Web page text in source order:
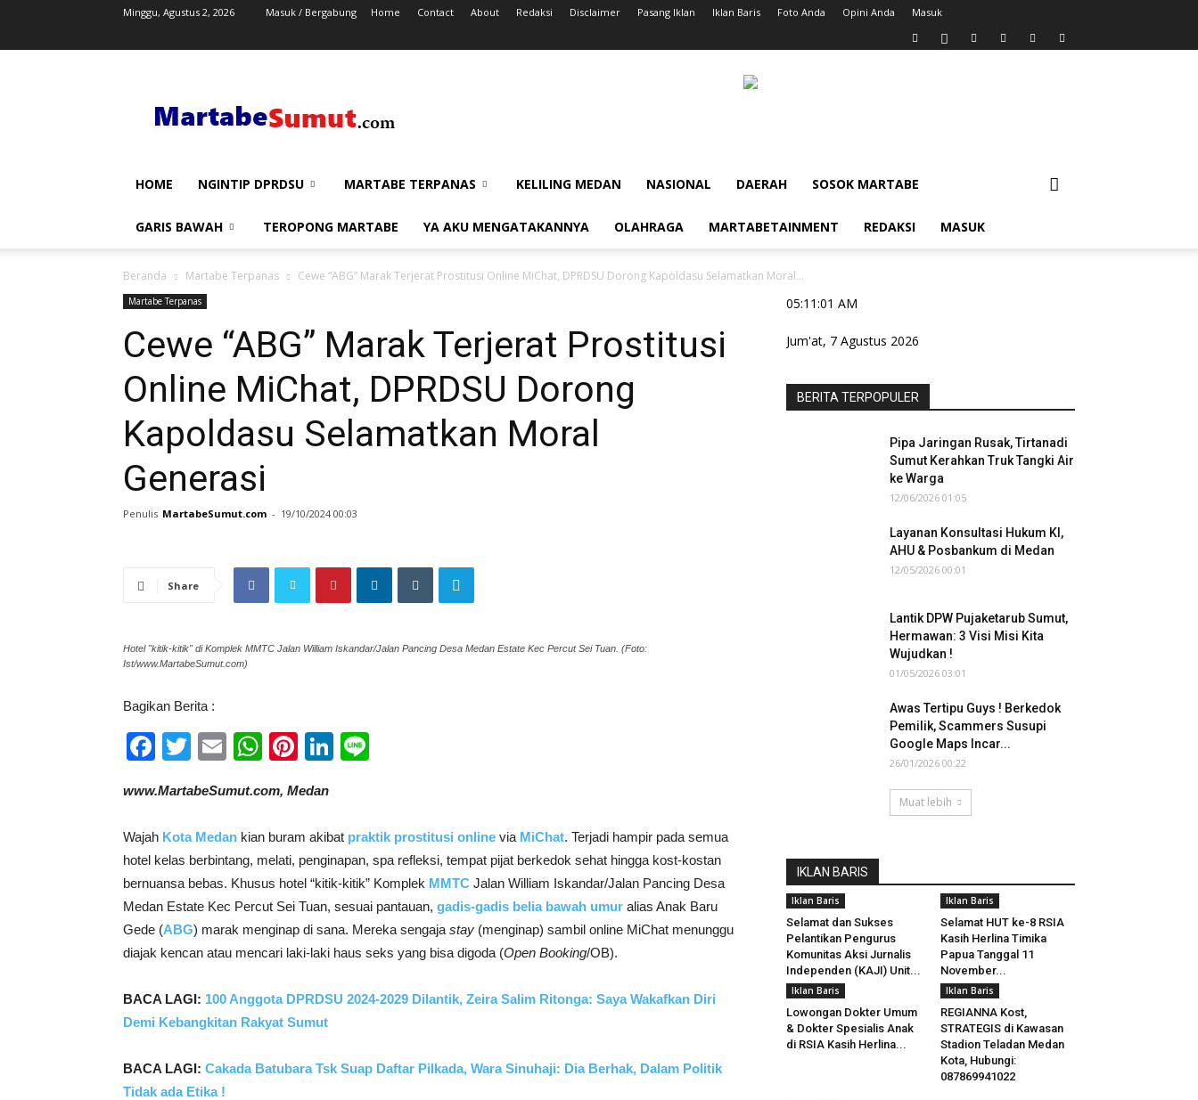
Minggu, Agustus 2, 2026 Masuk / Bergabung Home Contact About Redaksi Disclaimer Pasang Iklan Iklan Baris Foto Anda Opini Anda Masuk
HOME NGINTIP DPRDSU MARTABE TERPANAS KELILING MEDAN NASIONAL DAERAH SOSOK MARTABE
GARIS BAWAH TEROPONG MARTABE YA AKU MENGATAKANNYA OLAHRAGA MARTABETAINMENT REDAKSI MASUK
Beranda Martabe Terpanas Cewe “ABG” Marak Terjerat Prostitusi Online MiChat, DPRDSU Dorong Kapoldasu Selamatkan Moral...
Martabe Terpanas
Cewe “ABG” Marak Terjerat Prostitusi
Online MiChat, DPRDSU Dorong
Kapoldasu Selamatkan Moral
Generasi
Penulis MartabeSumut.com - 19/10/2024 00:03
Share
Hotel "kitik-kitik" di Komplek MMTC Jalan William Iskandar/Jalan Pancing Desa Medan Estate Kec Percut Sei Tuan. (Foto:
Ist/www.MartabeSumut.com)
Bagikan Berita :
Facebook
Twitter
EmailWhatsApp
Pinterest
LinkedIn
www.MartabeSumut.com, Medan
Wajah Kota Medan kian buram akibat praktik prostitusi online via MiChat. Terjadi hampir pada semua
hotel kelas berbintang, melati, penginapan, spa refleksi, tempat pijat berkedok sehat hingga kost-kostan
bernuansa bebas. Khusus hotel “kitik-kitik” Komplek MMTC Jalan William Iskandar/Jalan Pancing Desa
Medan Estate Kec Percut Sei Tuan, sesuai pantauan, gadis-gadis belia bawah umur alias Anak Baru
Gede (ABG) marak menginap di sana. Mereka sengaja stay (menginap) sambil online MiChat menunggu
diajak kencan atau mencari laki-laki haus seks yang bisa digoda (Open Booking/OB).
BACA LAGI: 100 Anggota DPRDSU 2024-2029 Dilantik, Zeira Salim Ritonga: Saya Wakafkan Diri
Demi Kebangkitan Rakyat Sumut
BACA LAGI: Cakada Batubara Tsk Suap Daftar Pilkada, Wara Sinuhaji: Dia Berhak, Dalam Politik
Tidak ada Etika !
05:11:02 AM
Jum'at, 7 Agustus 2026
BERITA TERPOPULER
Pipa Jaringan Rusak, Tirtanadi
Sumut Kerahkan Truk Tangki Air
ke Warga
12/06/2026 01:05
Layanan Konsultasi Hukum KI,
AHU & Posbankum di Medan
12/05/2026 00:01
Lantik DPW Pujaketarub Sumut,
Hermawan: 3 Visi Misi Kita
Wujudkan !
01/05/2026 03:01
Awas Tertipu Guys ! Berkedok
Pemilik, Scammers Susupi
Google Maps Incar...
26/01/2026 00:22
Muat lebih
IKLAN BARIS
Iklan Baris
Selamat dan Sukses
Pelantikan Pengurus
Komunitas Aksi Jurnalis
Independen (KAJI) Unit...
Iklan Baris
Selamat HUT ke-8 RSIA
Kasih Herlina Timika
Papua Tanggal 11
November...
Iklan Baris
Lowongan Dokter Umum
& Dokter Spesialis Anak
di RSIA Kasih Herlina...
Iklan Baris
REGIANNA Kost,
STRATEGIS di Kawasan
Stadion Teladan Medan
Kota, Hubungi:
087869941022